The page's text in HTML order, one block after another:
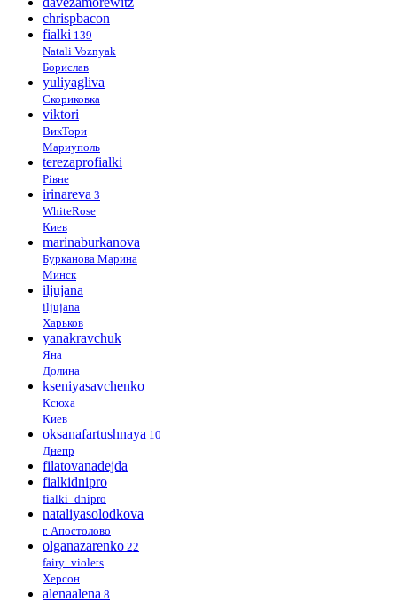
chrispbacon
fialki 139
Natali Voznyak
Борислав
yuliyagliva
Скориковка
viktori
ВикТори
Мариуполь
terezaprofialki
Рівне
irinareva 3
WhiteRose
Киев
marinaburkanova
Бурканова Марина
Минск
iljujana
iljujana
Харьков
yanakravchuk
Яна
Долина
kseniyasavchenko
Ксюха
Киев
oksanafartushnaya 10
Днепр
filatovanadejda
fialkidnipro
fialki_dnipro
nataliyasolodkova
г. Апостолово
olganazarenko 22
fairy_violets
Херсон
alenaalena 8